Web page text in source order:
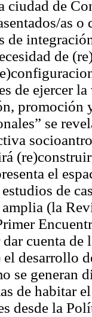
ciudad de
as
de
de ejercer
promoción
se
el
de
(la
cuenta de
desarrollo
se generan
de habitar
desde la